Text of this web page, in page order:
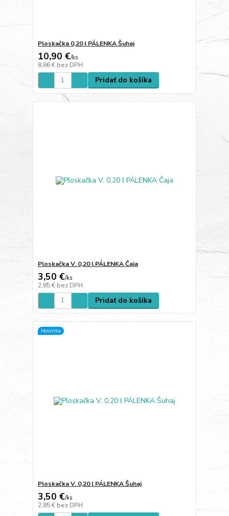
Ploskačka 0,20 l PÁLENKA Šuhaj
10,90 €/ks
8,86 € bez DPH
Pridať do košíka
Ploskačka V. 0,20 l PÁLENKA Čaja
3,50 €/ks
2,85 € bez DPH
Pridať do košíka
Novinka
Ploskačka V. 0,20 l PÁLENKA Šuhaj
3,50 €/ks
2,85 € bez DPH